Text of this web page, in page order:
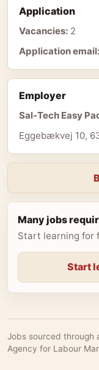
Application
Vacancies: 2
Application email:
Employer
Sal-Tech Easy
Eggebækvej 10,
Many jobs
Start learning for
Start
Jobs sourced through
Agency for Labour